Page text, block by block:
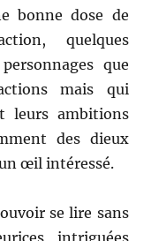
bonne dose de
quelques
que
mais qui
leurs ambitions
des dieux
œil intéressé.
se lire sans
intriguées